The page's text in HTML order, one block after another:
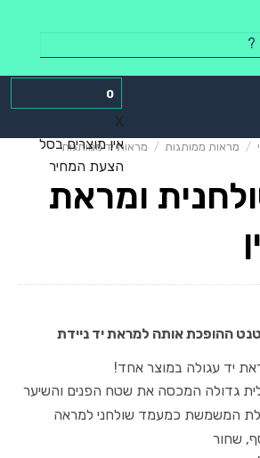
0
X
אין מוצרים בסל
הצעת המחיר
/ מראות ממותגות / מראות יד ממותגות
ומראת
ההופכת אותה למראת יד ניידת
יד עגולה במוצר אחד!
גדולה המכסה את שטח הפנים והשיער
המשמשת כמעמד שולחני למראה
שחור